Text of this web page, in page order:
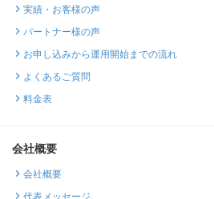
実績・お客様の声
パートナー様の声
お申し込みから運用開始までの流れ
よくあるご質問
料金表
会社概要
会社概要
代表メッセージ